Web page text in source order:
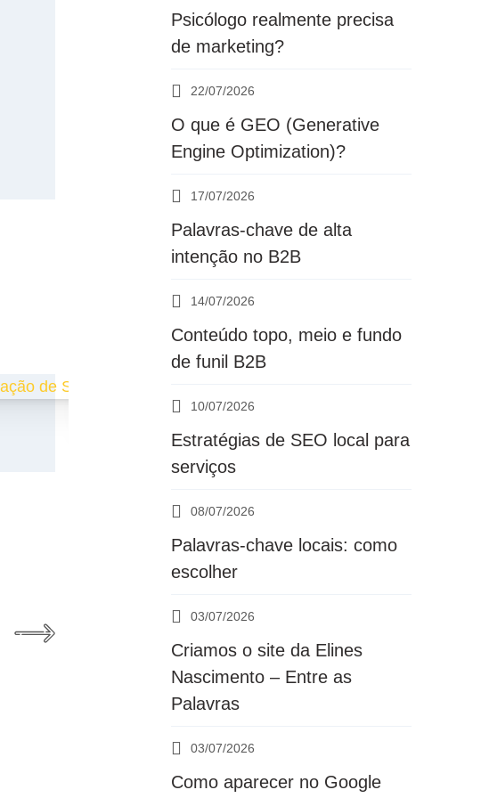
Psicólogo realmente precisa
de marketing?
22/07/2026
O que é GEO (Generative
Engine Optimization)?
17/07/2026
Palavras-chave de alta
intenção no B2B
14/07/2026
Conteúdo topo, meio e fundo
de funil B2B
10/07/2026
Estratégias de SEO local para
serviços
08/07/2026
Palavras-chave locais: como
escolher
03/07/2026
Criamos o site da Elines
Nascimento – Entre as
Palavras
03/07/2026
Como aparecer no Google